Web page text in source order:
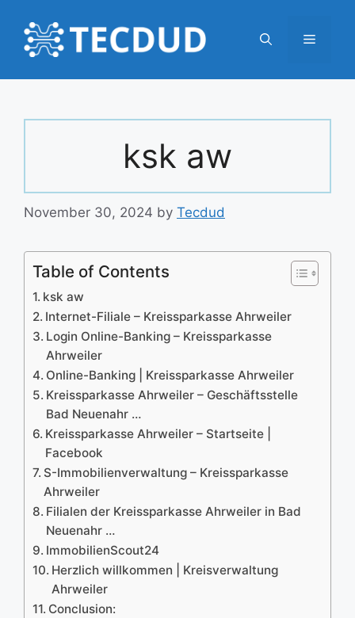
content
Menu
ksk aw
November 30, 2024 by Tecdud
Table of Contents
ksk aw
Internet-Filiale – Kreissparkasse Ahrweiler
Login Online-Banking – Kreissparkasse
Ahrweiler
Online-Banking | Kreissparkasse Ahrweiler
Kreissparkasse Ahrweiler – Geschäftsstelle
Bad Neuenahr …
Kreissparkasse Ahrweiler – Startseite |
Facebook
S-Immobilienverwaltung – Kreissparkasse
Ahrweiler
Filialen der Kreissparkasse Ahrweiler in Bad
Neuenahr …
ImmobilienScout24
Herzlich willkommen | Kreisverwaltung
Ahrweiler
Conclusion: